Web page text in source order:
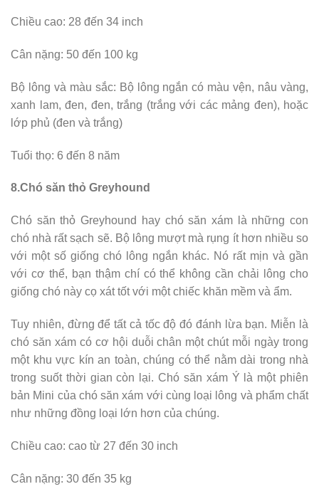
Chiều cao: 28 đến 34 inch
Cân nặng: 50 đến 100 kg
Bộ lông và màu sắc: Bộ lông ngắn có màu vện, nâu vàng,
xanh lam, đen, đen, trắng (trắng với các mảng đen), hoặc
lớp phủ (đen và trắng)
Tuổi thọ: 6 đến 8 năm
8.Chó săn thỏ Greyhound
Chó săn thỏ Greyhound hay chó săn xám là những con
chó nhà rất sạch sẽ. Bộ lông mượt mà rụng ít hơn nhiều so
với một số giống chó lông ngắn khác. Nó rất mịn và gần
với cơ thể, bạn thậm chí có thể không cần chải lông cho
giống chó này cọ xát tốt với một chiếc khăn mềm và ẩm.
Tuy nhiên, đừng để tất cả tốc độ đó đánh lừa bạn. Miễn là
chó săn xám có cơ hội duỗi chân một chút mỗi ngày trong
một khu vực kín an toàn, chúng có thể nằm dài trong nhà
trong suốt thời gian còn lại. Chó săn xám Ý là một phiên
bản Mini của chó săn xám với cùng loại lông và phẩm chất
như những đồng loại lớn hơn của chúng.
Chiều cao: cao từ 27 đến 30 inch
Cân nặng: 30 đến 35 kg